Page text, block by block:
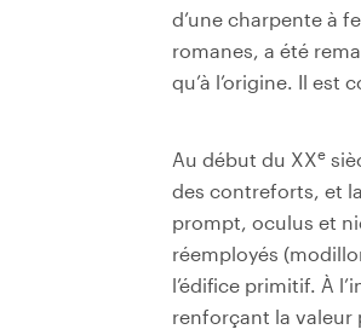
d’une charpente à
romanes, a été
qu’à l’origine. Il est
Au début du XXe
des contreforts, et
prompt, oculus et
réemployés
l’édifice primitif. À
renforçant la valeur